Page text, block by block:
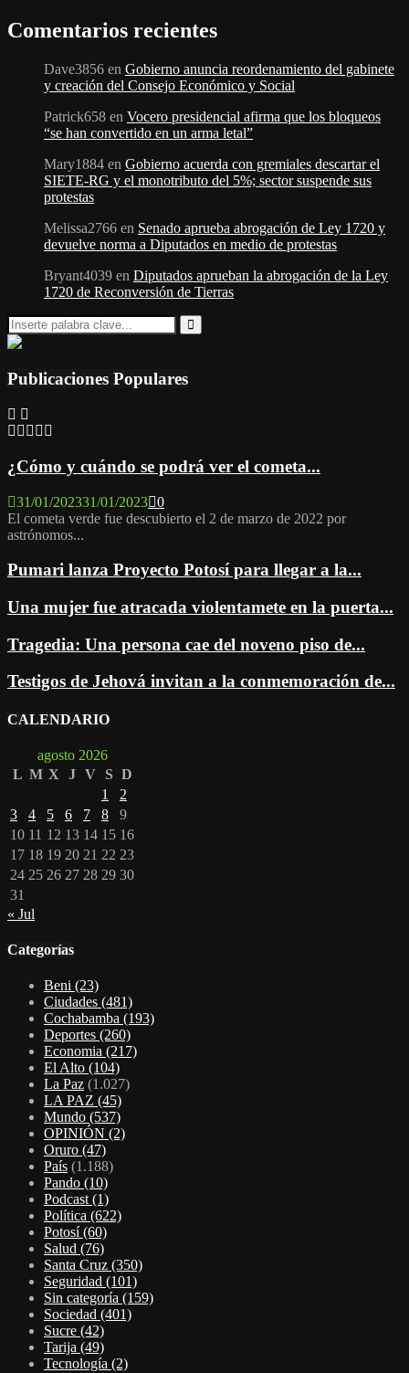
Comentarios recientes
Dave3856 en Gobierno anuncia reordenamiento del gabinete
y creación del Consejo Económico y Social
Patrick658 en Vocero presidencial afirma que los bloqueos
“se han convertido en un arma letal”
Mary1884 en Gobierno acuerda con gremiales descartar el
SIETE-RG y el monotributo del 5%; sector suspende sus
protestas
Melissa2766 en Senado aprueba abrogación de Ley 1720 y
devuelve norma a Diputados en medio de protestas
Bryant4039 en Diputados aprueban la abrogación de la Ley
1720 de Reconversión de Tierras
Search
for:
Search
Publicaciones Populares
¿Cómo y cuándo se podrá ver el cometa...
31/01/202331/01/2023 0
El cometa verde fue descubierto el 2 de marzo de 2022 por
astrónomos...
Pumari lanza Proyecto Potosí para llegar a la...
Una mujer fue atracada violentamete en la puerta...
Tragedia: Una persona cae del noveno piso de...
Testigos de Jehová invitan a la conmemoración de...
CALENDARIO
agosto 2026
L M X J V S D
1
2
3
4 5 6 7 8
9
10 11 12 13 14 15 16
17 18 19 20 21 22 23
24 25 26 27 28 29 30
31
« Jul
Categorías
Beni (23)
Ciudades (481)
Cochabamba (193)
Deportes (260)
Economia (217)
El Alto (104)
La Paz (1.027)
LA PAZ (45)
Mundo (537)
OPINIÓN (2)
Oruro (47)
País (1.188)
Pando (10)
Podcast(1)
Política (622)
Potosí (60)
Salud (76)
Santa Cruz (350)
Seguridad (101)
Sin categoría (159)
Sociedad (401)
Sucre (42)
Tarija (49)
Tecnología (2)